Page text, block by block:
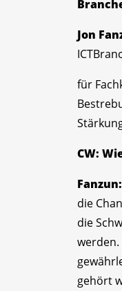
Jon
für
CW:
Fanzun:
die
die
gehört